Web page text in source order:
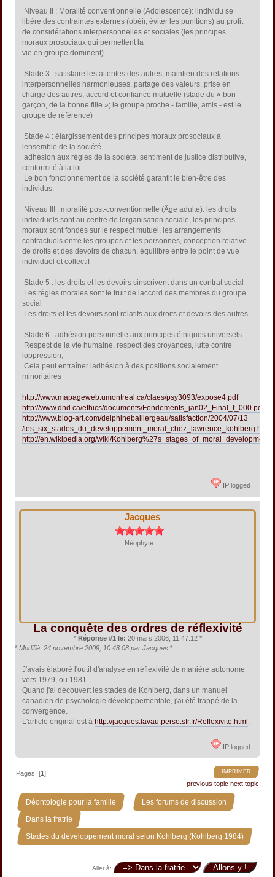
 Niveau II : Moralité conventionnelle (Adolescence): lindividu se
libère des contraintes externes (obéir, éviter les punitions) au profit
de considérations interpersonnelles et sociales (les principes
moraux prosociaux qui permettent la
vie en groupe dominent)
 Stade 3 : satisfaire les attentes des autres, maintien des relations
interpersonnelles harmonieuses, partage des valeurs, prise en
charge des autres, accord et confiance mutuelle (stade du « bon
garçon, de la bonne fille »; le groupe proche - famille, amis - est le
groupe de référence)
 Stade 4 : élargissement des principes moraux prosociaux à
lensemble de la société
 adhésion aux règles de la société, sentiment de justice distributive,
conformité à la loi
 Le bon fonctionnement de la société garantit le bien-être des
individus.
 Niveau III : moralité post-conventionnelle (Âge adulte): les droits
individuels sont au centre de lorganisation sociale, les principes
moraux sont fondés sur le respect mutuel, les arrangements
contractuels entre les groupes et les personnes, conception relative
de droits et des devoirs de chacun, équilibre entre le point de vue
individuel et collectif
 Stade 5 : les droits et les devoirs sinscrivent dans un contrat social
 Les règles morales sont le fruit de laccord des membres du groupe
social
 Les droits et les devoirs sont relatifs aux droits et devoirs des autres
 Stade 6 : adhésion personnelle aux principes éthiques universels :
 Respect de la vie humaine, respect des croyances, lutte contre
loppression,
 Cela peut entraîner ladhésion à des positions socialement
minoritaires
http://www.mapageweb.umontreal.ca/claes/psy3093/expose4.pdf
http://www.dnd.ca/ethics/documents/Fondements_jan02_Final_f_000.pdf
http://www.blog-art.com/delphinebaillergeau/satisfaction/2004/07/13
/les_six_stades_du_developpement_moral_chez_lawrence_kohlberg.html
http://en.wikipedia.org/wiki/Kohlberg%27s_stages_of_moral_development
IP logged
Jacques
Néophyte
La conquête des ordres de réflexivité
* Réponse #1 le: 20 mars 2006, 11:47:12 *
* Modifié: 24 novembre 2009, 10:48:08 par Jacques *
J'avais élaboré l'outil d'analyse en réflexivité de manière autonome
vers 1979, ou 1981.
Quand j'ai découvert les stades de Kohlberg, dans un manuel
canadien de psychologie développementale, j'ai été frappé de la
convergence.
L'article original est à http://jacques.lavau.perso.sfr.fr/Reflexivite.html .
IP logged
IMPRIMER
Pages: [1]
previous topic next topic
Déontologie pour la famille » Les forums de discussion »
Dans la fratrie »
Stades du développement moral selon Kohlberg (Kohlberg 1984)
Aller à: